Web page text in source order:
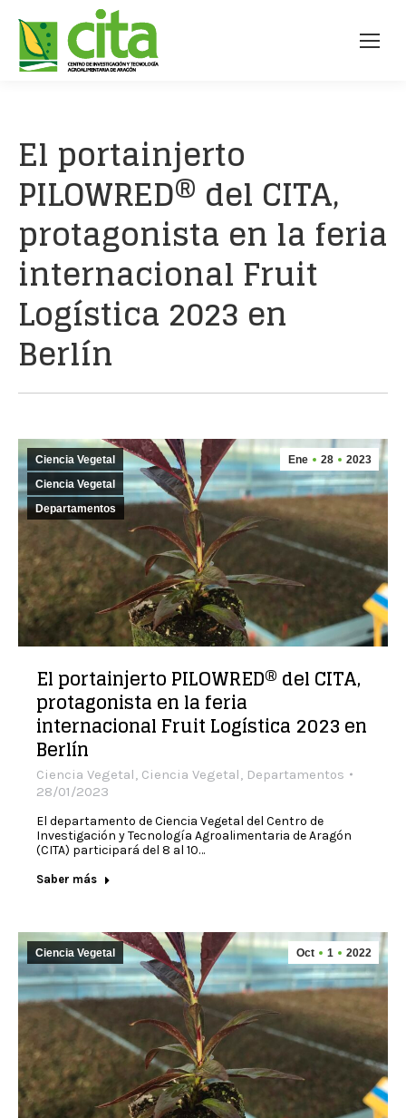
El portainjerto
PILOWRED® del CITA,
protagonista en la feria
internacional Fruit
Logística 2023 en
Berlín
Ene 28 2023
Ciencia Vegetal
Ciencia Vegetal
Departamentos
El portainjerto PILOWRED® del CITA,
protagonista en la feria
internacional Fruit Logística 2023 en
Berlín
Ciencia Vegetal, Ciencia Vegetal, Departamentos
28/01/2023
El departamento de Ciencia Vegetal del Centro de
Investigación y Tecnología Agroalimentaria de Aragón
(CITA) participará del 8 al 10…
Saber más
Oct 1 2022
Ciencia Vegetal